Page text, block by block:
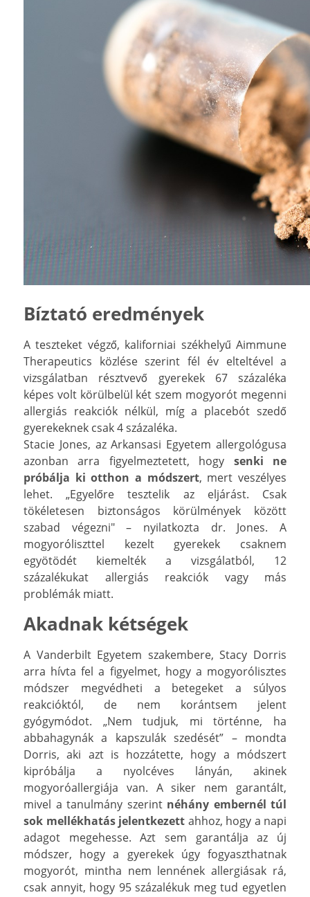
Bíztató eredmények
A teszteket végző, kaliforniai székhelyű Aimmune
Therapeutics közlése szerint fél év elteltével a
vizsgálatban résztvevő gyerekek 67 százaléka
képes volt körülbelül két szem mogyorót megenni
allergiás reakciók nélkül, míg a placebót szedő
gyerekeknek csak 4 százaléka.
Stacie Jones, az Arkansasi Egyetem allergológusa
azonban arra figyelmeztetett, hogy senki ne
próbálja ki otthon a módszert, mert veszélyes
lehet. „Egyelőre tesztelik az eljárást. Csak
tökéletesen biztonságos körülmények között
szabad végezni" – nyilatkozta dr. Jones. A
mogyoróliszttel kezelt gyerekek csaknem
egyötödét kiemelték a vizsgálatból, 12
százalékukat allergiás reakciók vagy más
problémák miatt.
Akadnak kétségek
A Vanderbilt Egyetem szakembere, Stacy Dorris
arra hívta fel a figyelmet, hogy a mogyorólisztes
módszer megvédheti a betegeket a súlyos
reakcióktól, de nem korántsem jelent
gyógymódot. „Nem tudjuk, mi történne, ha
abbahagynák a kapszulák szedését” – mondta
Dorris, aki azt is hozzátette, hogy a módszert
kipróbálja a nyolcéves lányán, akinek
mogyoróallergiája van. A siker nem garantált,
mivel a tanulmány szerint néhány embernél túl
sok mellékhatás jelentkezett ahhoz, hogy a napi
adagot megehesse. Azt sem garantálja az új
módszer, hogy a gyerekek úgy fogyaszthatnak
mogyorót, mintha nem lennének allergiásak rá,
csak annyit, hogy 95 százalékuk meg tud egyetlen